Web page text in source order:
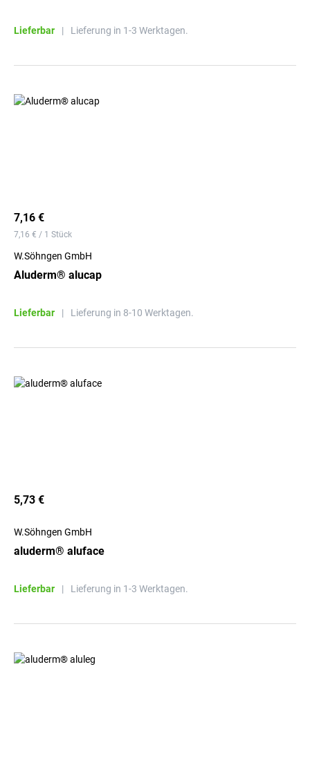
Lieferbar | Lieferung in 1-3 Werktagen.
7,16 €
7,16 € / 1 Stück
W.Söhngen GmbH
Aluderm® alucap
Lieferbar | Lieferung in 8-10 Werktagen.
5,73 €
W.Söhngen GmbH
aluderm® aluface
Lieferbar | Lieferung in 1-3 Werktagen.